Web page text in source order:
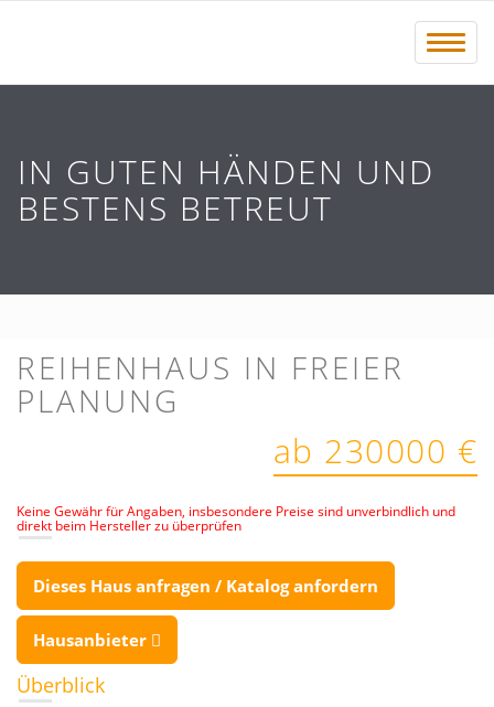
Menü
IN GUTEN HÄNDEN UND
BESTENS BETREUT
REIHENHAUS IN FREIER
PLANUNG
ab 230000 €
Keine Gewähr für Angaben, insbesondere Preise sind unverbindlich und
direkt beim Hersteller zu überprüfen
Dieses Haus anfragen / Katalog anfordern
Hausanbieter
Überblick